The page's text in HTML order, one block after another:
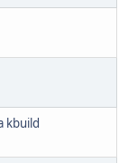
kbuild